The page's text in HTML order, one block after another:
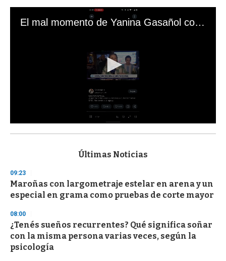
El mal momento de Yanina Gasañol con un hincha argentino en "Subrayado"
s
d
s
o
f
3
s
e
c
o
Últimas Noticias
09:23
Maroñas con largometraje estelar en arena y un
especial en grama como pruebas de corte mayor
08:00
¿Tenés sueños recurrentes? Qué significa soñar
con la misma persona varias veces, según la
psicología